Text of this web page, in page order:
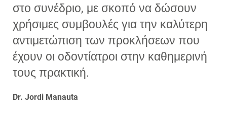
στο συνέδριο, με σκοπό να δώσουν
χρήσιμες συμβουλές για την καλύτερη
αντιμετώπιση των προκλήσεων που
έχουν οι οδοντίατροι στην καθημερινή
τους πρακτική.
Dr. Jordi Manauta